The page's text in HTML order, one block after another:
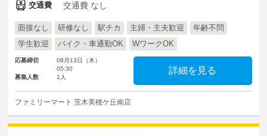
交通費 交通費 なし
面接なし 研修なし 駅チカ 主婦・主夫歓迎
年齢不問
学生歓迎
バイク・車通勤OK WワークOK
応募締切
08月13日（木）
05:30
募集人数
1人
詳細を見る
ファミリーマート 茨木美穂ケ丘南店